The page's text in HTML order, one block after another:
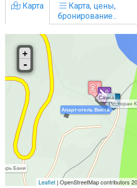
Карта
Карта, цены,
бронирование...